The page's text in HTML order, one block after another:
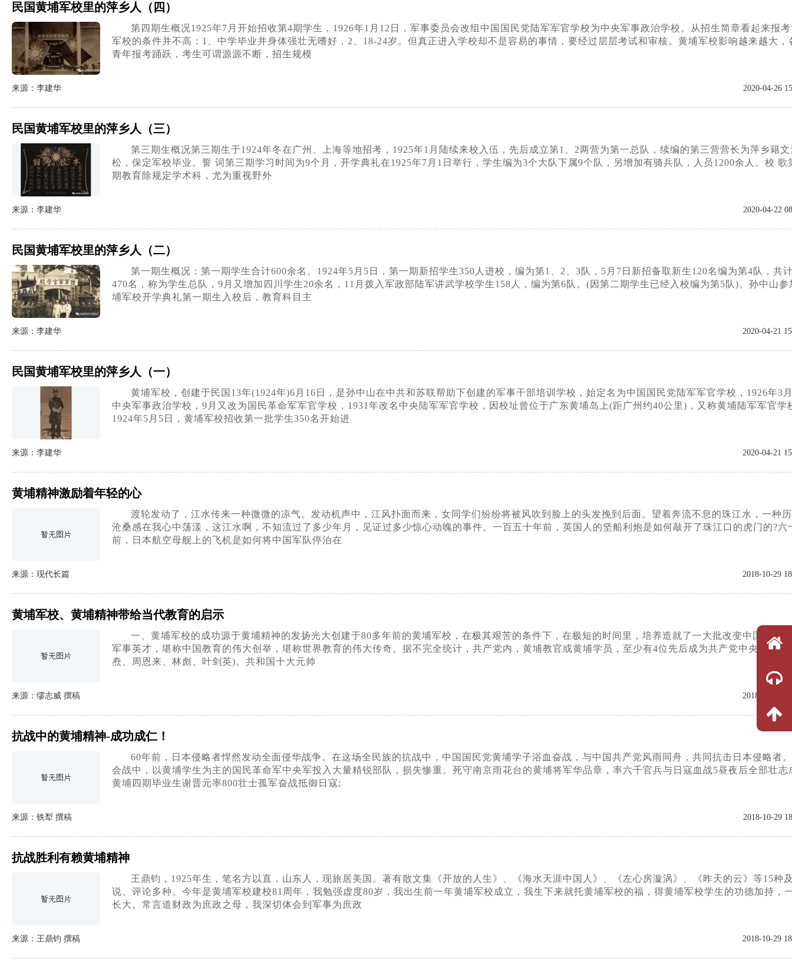
民国黄埔军校里的萍乡人（四）
第四期生概况1925年7月开始招收第4期学生，1926年1月12日，军事委员会改组中国国民党陆军军官学校为中央军事政治学校。从招生简章看起来报
军校的条件并不高：1、中学毕业并身体强壮无嗜好，2、18-24岁。但真正进入学校却不是容易的事情，要经过层层考试和审核。黄埔军校影响越来越大，
青年报考踊跃，考生可谓源源不断，招生规模
来源：李建华 2020-04-26
民国黄埔军校里的萍乡人（三）
第三期生概况第三期生于1924年冬在广州、上海等地招考，1925年1月陆续来校入伍，先后成立第1、2两营为第一总队，续编的第三营营长为萍乡籍文
松，保定军校毕业。誓 词第三期学习时间为9个月，开学典礼在1925年7月1日举行，学生编为3个大队下属9个队，另增加有骑兵队，人员1200余人。校 歌
期教育除规定学术科，尤为重视野外
来源：李建华 2020-04-22
民国黄埔军校里的萍乡人（二）
第一期生概况：第一期学生合计600余名。1924年5月5日，第一期新招学生350人进校，编为第1、2、3队，5月7日新招备取新生120名编为第4队，共
470名，称为学生总队，9月又增加四川学生20余名，11月拨入军政部陆军讲武学校学生158人，编为第6队。(因第二期学生已经入校编为第5队)。孙中山参
埔军校开学典礼第一期生入校后，教育科目主
来源：李建华 2020-04-21
民国黄埔军校里的萍乡人（一）
黄埔军校，创建于民国13年(1924年)6月16日，是孙中山在中共和苏联帮助下创建的军事干部培训学校，始定名为中国国民党陆军军官学校，1926年3
中央军事政治学校，9月又改为国民革命军军官学校，1931年改名中央陆军军官学校，因校址曾位于广东黄埔岛上(距广州约40公里)，又称黄埔陆军军官学
1924年5月5日，黄埔军校招收第一批学生350名开始进
来源：李建华 2020-04-21
黄埔精神激励着年轻的心
渡轮发动了，江水传来一种微微的凉气。发动机声中，江风扑面而来，女同学们纷纷将被风吹到脸上的头发挽到后面。望着奔流不息的珠江水，一种
沧桑感在我心中荡漾，这江水啊，不知流过了多少年月，见证过多少惊心动魄的事件。一百五十年前，英国人的坚船利炮是如何敲开了珠江口的虎门的?六
前，日本航空母舰上的飞机是如何将中国军队停泊在
来源：现代长篇 2018-10-29
黄埔军校、黄埔精神带给当代教育的启示
一、黄埔军校的成功源于黄埔精神的发扬光大创建于80多年前的黄埔军校，在极其艰苦的条件下，在极短的时间里，培养造就了一大批改变中国命运
军事英才，堪称中国教育的伟大创举，堪称世界教育的伟大传奇。据不完全统计，共产党内，黄埔教官或黄埔学员，至少有4位先后成为共产党中央副主席
焘、周恩来、林彪、叶剑英)。共和国十大元帅
来源：缪志威 撰稿 2018-10-29
抗战中的黄埔精神-成功成仁！
60年前，日本侵略者悍然发动全面侵华战争。在这场全民族的抗战中，中国国民党黄埔学子浴血奋战，与中国共产党风雨同舟，共同抗击日本侵略者
会战中，以黄埔学生为主的国民革命军中央军投入大量精锐部队，损失惨重。死守南京雨花台的黄埔将军华品章，率六千官兵与日寇血战5昼夜后全部壮志
黄埔四期毕业生谢晋元率800壮士孤军奋战抵御日寇;
来源：铁犁 撰稿 2018-10-29
抗战胜利有赖黄埔精神
王鼎钧，1925年生，笔名方以直，山东人，现旅居美国。著有散文集《开放的人生》、《海水天涯中国人》、《左心房漩涡》、《昨天的云》等15种
说、评论多种。今年是黄埔军校建校81周年，我勉强虚度80岁，我出生前一年黄埔军校成立，我生下来就托黄埔军校的福，得黄埔军校学生的功德加持，
长大。常言道财政为庶政之母，我深切体会到军事为庶政
来源：王鼎钧 撰稿 2018-10-29